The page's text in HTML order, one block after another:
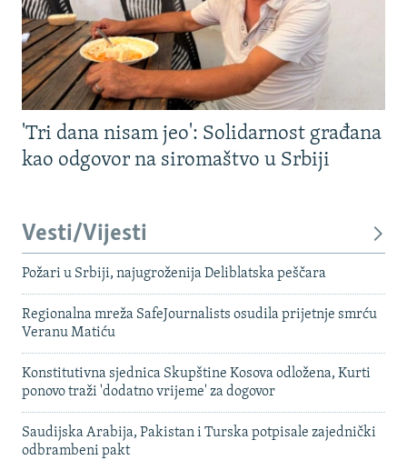
'Tri dana nisam jeo': Solidarnost građana
kao odgovor na siromaštvo u Srbiji
Vesti/Vijesti
Požari u Srbiji, najugroženija Deliblatska peščara
Regionalna mreža SafeJournalists osudila prijetnje smrću
Veranu Matiću
Konstitutivna sjednica Skupštine Kosova odložena, Kurti
ponovo traži 'dodatno vrijeme' za dogovor
Saudijska Arabija, Pakistan i Turska potpisale zajednički
odbrambeni pakt